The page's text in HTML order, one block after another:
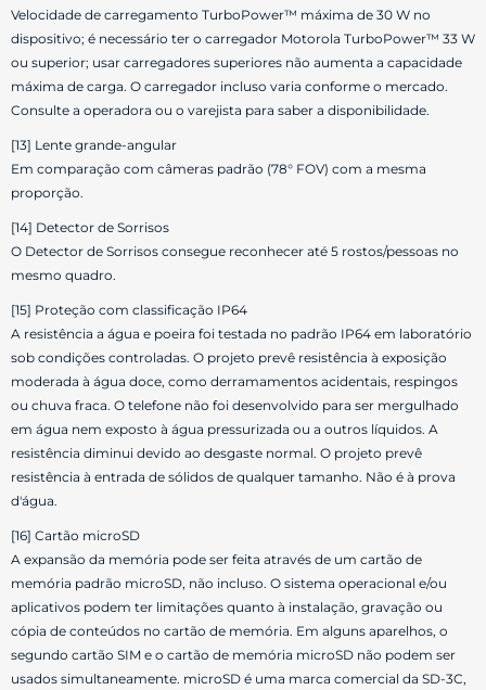
Velocidade de carregamento TurboPower™ máxima de 30 W no
dispositivo; é necessário ter o carregador Motorola TurboPower™ 33 W
ou superior; usar carregadores superiores não aumenta a capacidade
máxima de carga. O carregador incluso varia conforme o mercado.
Consulte a operadora ou o varejista para saber a disponibilidade.
[13] Lente grande-angular
Em comparação com câmeras padrão (78° FOV) com a mesma
proporção.
[14] Detector de Sorrisos
O Detector de Sorrisos consegue reconhecer até 5 rostos/pessoas no
mesmo quadro.
[15] Proteção com classificação IP64
A resistência a água e poeira foi testada no padrão IP64 em laboratório
sob condições controladas. O projeto prevê resistência à exposição
moderada à água doce, como derramamentos acidentais, respingos
ou chuva fraca. O telefone não foi desenvolvido para ser mergulhado
em água nem exposto à água pressurizada ou a outros líquidos. A
resistência diminui devido ao desgaste normal. O projeto prevê
resistência à entrada de sólidos de qualquer tamanho. Não é à prova
d'água.
[16] Cartão microSD
A expansão da memória pode ser feita através de um cartão de
memória padrão microSD, não incluso. O sistema operacional e/ou
aplicativos podem ter limitações quanto à instalação, gravação ou
cópia de conteúdos no cartão de memória. Em alguns aparelhos, o
segundo cartão SIM e o cartão de memória microSD não podem ser
usados simultaneamente. microSD é uma marca comercial da SD-3C,